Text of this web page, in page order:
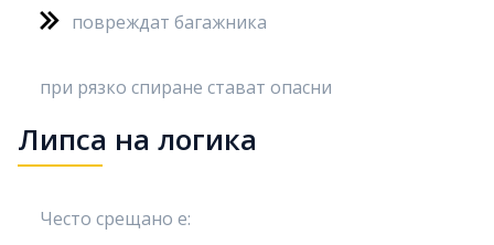
повреждат багажника
при рязко спиране стават опасни
Липса на логика
Често срещано е: